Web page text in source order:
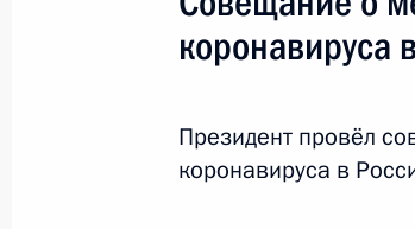
25 марта 2020 года,
исполнительной власти
25 марта 2020 года, 19:10
коронавируса
Президент провёл
коронавируса в